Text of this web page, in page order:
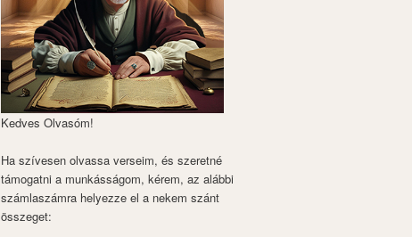
Kedves Olvasóm!
Ha szívesen olvassa verseim, és szeretné
támogatni a munkásságom, kérem, az alábbi
számlaszámra helyezze el a nekem szánt
összeget: